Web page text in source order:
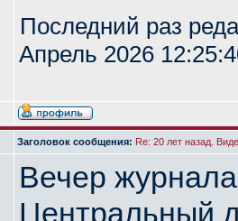
Последний раз
Апрель 2026
Заголовок сообщения: Re: 20 лет назад.
Вечер
Центральный